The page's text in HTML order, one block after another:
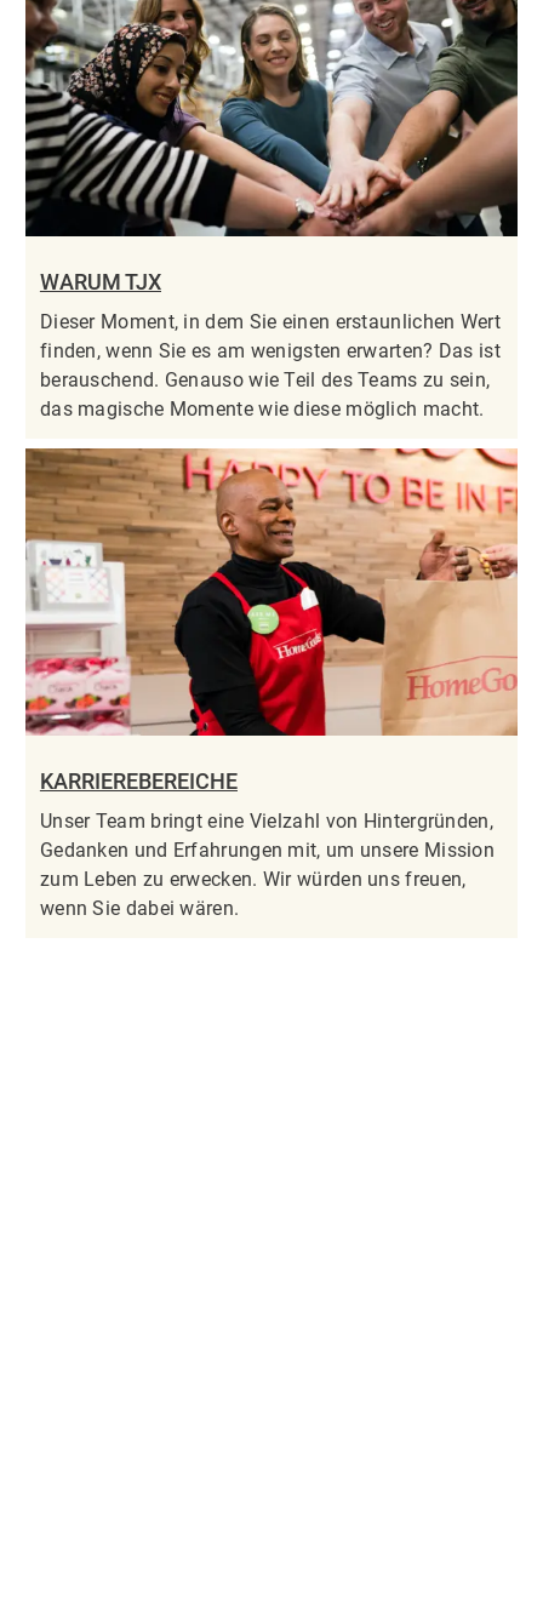
WARUM TJX
Dieser Moment, in dem Sie einen erstaunlichen Wert
finden, wenn Sie es am wenigsten erwarten? Das ist
berauschend. Genauso wie Teil des Teams zu sein,
das magische Momente wie diese möglich macht.
KARRIEREBEREICHE
Unser Team bringt eine Vielzahl von Hintergründen,
Gedanken und Erfahrungen mit, um unsere Mission
zum Leben zu erwecken. Wir würden uns freuen,
wenn Sie dabei wären.